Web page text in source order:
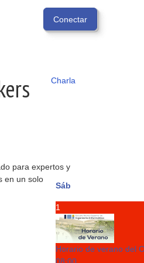
Sáb
1
Horario de verano del
Charla
para expertos y
en un solo